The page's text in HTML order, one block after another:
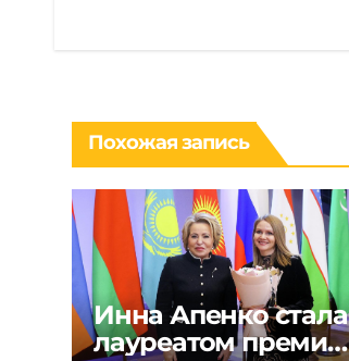
Похожая запись
Инна Апенко стала
лауреатом премии